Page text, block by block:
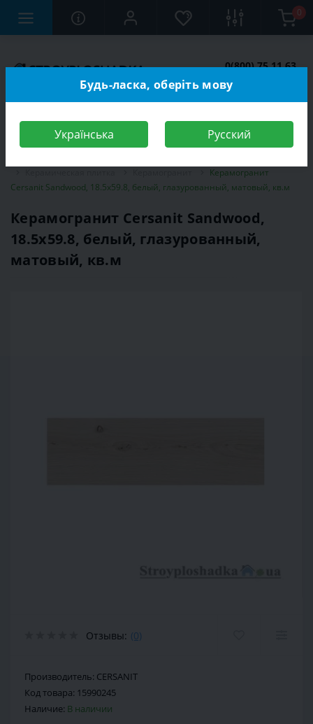
0
0(800) 75 11 63
Керамогранит
Cersanit Sandwood, 18.5х59.8, белый, глазурованный, матовый, кв.м
Керамогранит Cersanit Sandwood,
18.5х59.8, белый, глазурованный,
матовый, кв.м
Отзывы: (0)
Производитель: CERSANIT
Код товара: 15990245
Наличие: В наличии
Будь-ласка, оберіть мову
Українська Русский